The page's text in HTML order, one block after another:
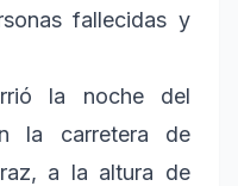
fallecidas y
la noche del
la carretera de
a la altura de